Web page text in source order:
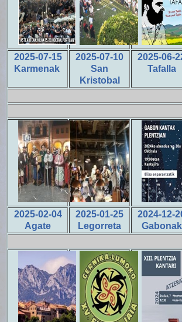
2025-07-15
Karmenak
2025-07-10
San
Kristobal
2025-06-
Tafalla
2025-02-04
Agate
2025-01-25
Legorreta
2024-12-
Gabonak